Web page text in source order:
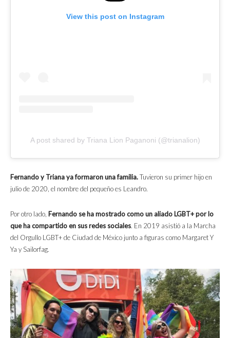
View this post on Instagram
A post shared by Triana Lion Paganoni (@trianalion)
Fernando y Triana ya formaron una familia.Tuvieron su primer hijo en
julio de 2020, el nombre del pequeño es Leandro.
Por otro lado, Fernando se ha mostrado como un aliado LGBT+ por lo
que ha compartido en sus redes sociales. En 2019 asistió a la Marcha
del Orgullo LGBT+ de Ciudad de México junto a figuras como Margaret Y
Ya y Sailorfag.